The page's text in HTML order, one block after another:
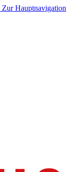
Zur Hauptnavigation